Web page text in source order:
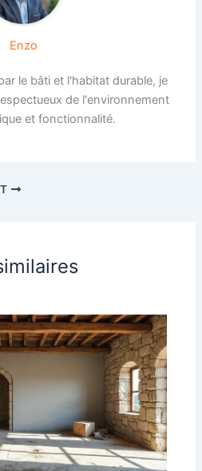
Enzo
le bâti et l'habitat durable, je
de l'environnement
et fonctionnalité.